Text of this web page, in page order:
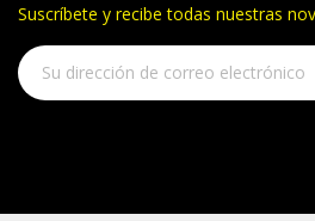
Suscríbete y recibe todas nuestras